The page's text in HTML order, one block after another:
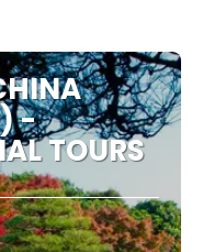
-
TOURS